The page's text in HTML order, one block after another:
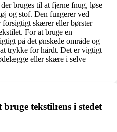
bruges til at fjerne fnug, løse
og stof. Den fungerer ved
skærer eller børster
For at bruge en
på det ønskede område og
trykke for hårdt. Det er vigtigt
eller skære i selve
tekstilrens i stedet